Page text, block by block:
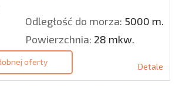
Odległość do morza: 5000 m.
Powierzchnia: 28 mkw.
oferty Detale